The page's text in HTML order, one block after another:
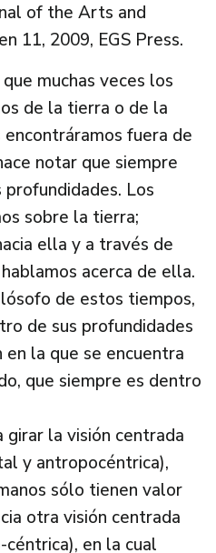
of the Arts and
11, 2009, EGS Press.
muchas veces los
de la tierra o de la
fuera de
notar que siempre
Los
sobre la tierra;
ella y a través de
acerca de ella.
de estos tiempos,
de sus profundidades
la que se encuentra
que siempre es dentro
la visión centrada
y antropocéntrica),
sólo tienen valor
otra visión centrada
en la cual